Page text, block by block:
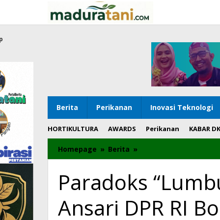
konten
Berita Perikanan Inovasi Teknologi
HORTIKULTURA AWARDS Perikanan KABAR
Homepage » Berita »
"Lumbung
Madura:
Ansari
DPR
RI
Paradoks
Ansari DPR RI